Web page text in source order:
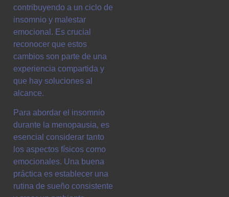
contribuyendo a un ciclo de
insomnio y malestar
emocional. Es crucial
reconocer que estos
cambios son parte de una
experiencia compartida y
que hay soluciones al
alcance.
Para abordar el insomnio
durante la menopausia, es
esencial considerar tanto
los aspectos físicos como
emocionales. Una buena
práctica es establecer una
rutina de sueño consistente